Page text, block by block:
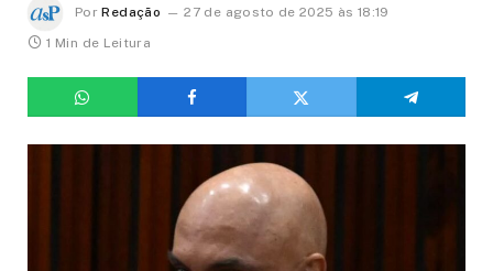
Por Redação
27 de agosto de 2025 às 18:19
1 Min de Leitura